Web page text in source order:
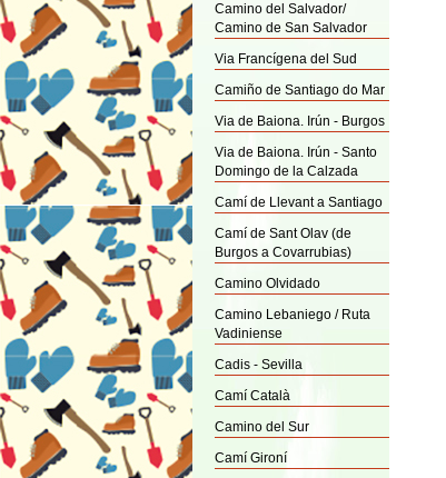
Camino del Salvador/
Camino de San Salvador
Via Francígena del Sud
Camiño de Santiago do Mar
Via de Baiona. Irún - Burgos
Via de Baiona. Irún - Santo
Domingo de la Calzada
Camí de Llevant a Santiago
Camí de Sant Olav (de
Burgos a Covarrubias)
Camino Olvidado
Camino Lebaniego / Ruta
Vadiniense
Cadis - Sevilla
Camí Català
Camino del Sur
Camí Gironí